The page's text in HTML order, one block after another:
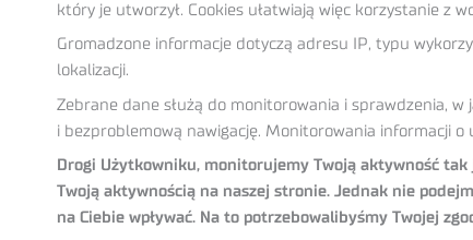
który je utworzył. Cookies ułatwiają więc korzystanie z
Gromadzone informacje dotyczą adresu IP, typu
lokalizacji.
Zebrane dane służą do monitorowania i sprawdzenia,
i bezproblemową nawigację. Monitorowania informacji
Drogi Użytkowniku, monitorujemy Twoją aktywność
Twoją aktywnością na naszej stronie. Jednak nie
na Ciebie wpływać. Na to potrzebowalibyśmy Twojej